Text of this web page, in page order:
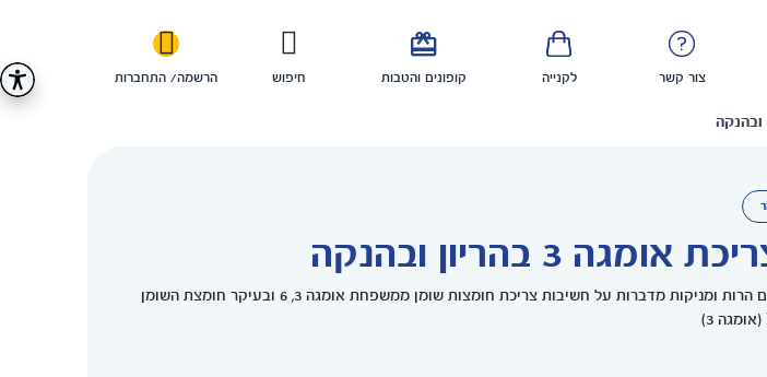
צור קשר לקנייה

קופונים והטבות חיפוש הרשמה/ התחברות
3 בהריון ובהנקה
ההמלצות העדכניות לנשים הרות ומניקות מדברות על חשיבות צריכת חומצות שומן ממשפחת אומגה 3, 6 ובעיקר חומצת השומן